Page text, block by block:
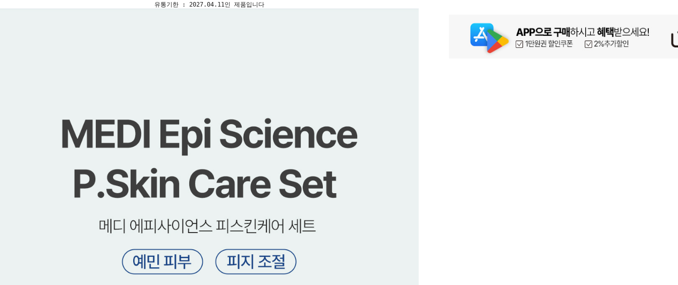
유통기한 : 2027.04.11인 제품입니다